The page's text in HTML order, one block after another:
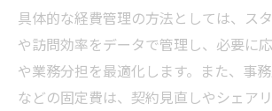
実例で見る訪問看護の収支改
ン
訪問看護で経費節約とサービ
具体的な経費管理の方法としては、ス
や訪問効率をデータで管理し、必要に
や業務分担を最適化します。また、事
などの固定費は、契約見直しやシェア